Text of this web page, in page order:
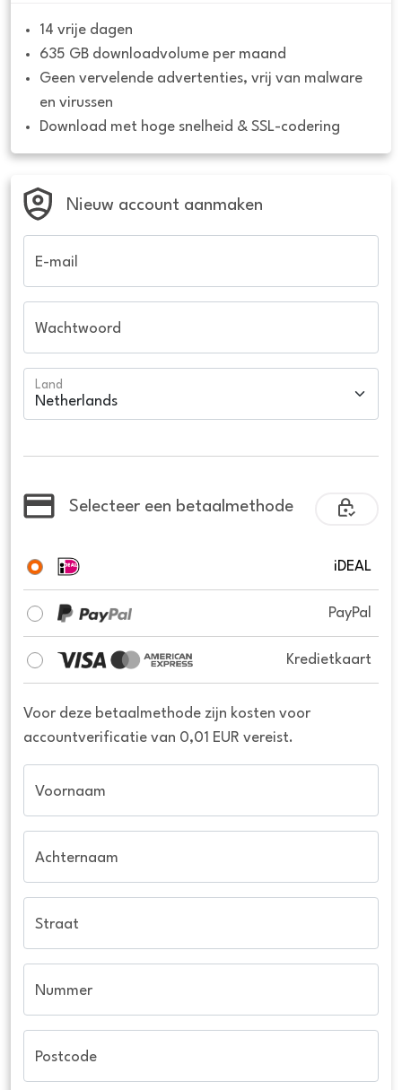
14 vrije dagen
635 GB downloadvolume per maand
Geen vervelende advertenties, vrij van malware
en virussen
Download met hoge snelheid & SSL-codering
Nieuw account aanmaken
E-mail
Wachtwoord
Land
Selecteer een betaalmethode
iDEAL
PayPal
Kredietkaart
Voor deze betaalmethode zijn kosten voor
accountverificatie van 0,01 EUR vereist.
Voornaam
Achternaam
Straat
Nummer
Postcode